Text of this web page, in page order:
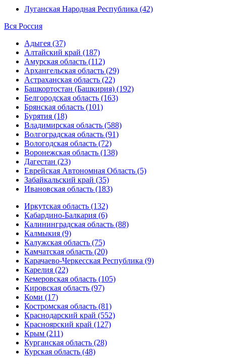
Луганская Народная Республика (42)
Вся Россия
Адыгея (37)
Алтайский край (187)
Амурская область (112)
Архангельская область (29)
Астраханская область (22)
Башкортостан (Башкирия) (192)
Белгородская область (163)
Брянская область (101)
Бурятия (18)
Владимирская область (588)
Волгоградская область (91)
Вологодская область (72)
Воронежская область (138)
Дагестан (23)
Еврейская Автономная Область (5)
Забайкальский край (35)
Ивановская область (183)
Иркутская область (132)
Кабардино-Балкария (6)
Калининградская область (88)
Калмыкия (9)
Калужская область (75)
Камчатская область (20)
Карачаево-Черкесская Республика (9)
Карелия (22)
Кемеровская область (105)
Кировская область (97)
Коми (17)
Костромская область (81)
Краснодарский край (552)
Красноярский край (127)
Крым (211)
Курганская область (28)
Курская область (48)